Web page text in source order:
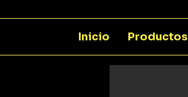
Inicio Productos